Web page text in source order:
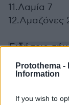
Protothema -
Information
If you wish to
11.Λαμία 7
12.Αμαζόνες
Ειδήσεις
Η στιγμή
σκότωσε